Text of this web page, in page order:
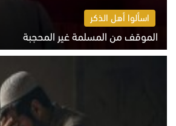
اسألوا أهل الذكر
الموقف من المسلمة غير المحجبة
الخميس 6 أغسطس 2026 10:45 ص